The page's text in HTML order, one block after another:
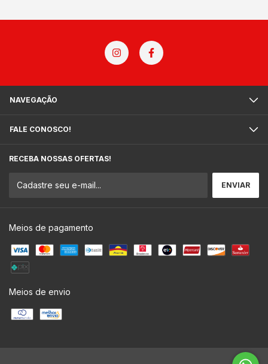
NAVEGAÇÃO
FALE CONOSCO!
RECEBA NOSSAS OFERTAS!
Meios de pagamento
Meios de envio